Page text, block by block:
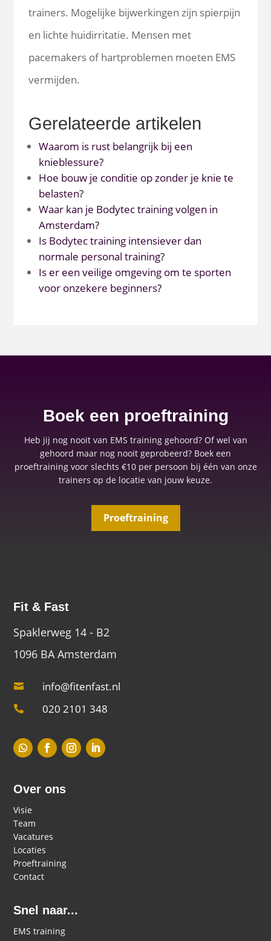
trainers. Mogelijke bijwerkingen zijn spierpijn
en lichte huidirritatie. Mensen met
pacemakers of hartproblemen moeten EMS
vermijden.
Gerelateerde artikelen
Waarom is rust belangrijk bij een
knieblessure?
Hoe bouw je conditie op zonder je knie te
belasten?
Waar kan je Bodytec training volgen in
Amsterdam?
Is Bodytec training intensiever dan
normale personal training?
Is er een veilige omgeving om te sporten
voor onzekere beginners?
Boek een proeftraining
Heb jij nog nooit van EMS training gehoord? Of wel van
gehoord maar nog nooit geprobeerd? Boek een
proeftraining voor slechts €10 per persoon bij één van onze
trainers op de locatie van jouw keuze.
Proeftraining
Fit & Fast
Spaklerweg 14 - B2
1096 BA Amsterdam
 info@fitenfast.nl
 020 2101 348
Over ons
Visie
Team
Vacatures
Locaties
Proeftraining
Contact
Snel naar...
EMS training